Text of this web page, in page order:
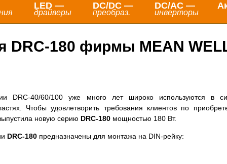
LED —
драйверы
DC/DC —
преобраз.
DC/AC —
инверторы
DRC-180 фирмы MEAN
DRC-40/60/100 уже много лет широко используются в
Чтобы удовлетворить требования клиентов по
новую серию DRC-180 мощностью 180 Вт.
DRC-180 предназначены для монтажа на DIN-рейку: